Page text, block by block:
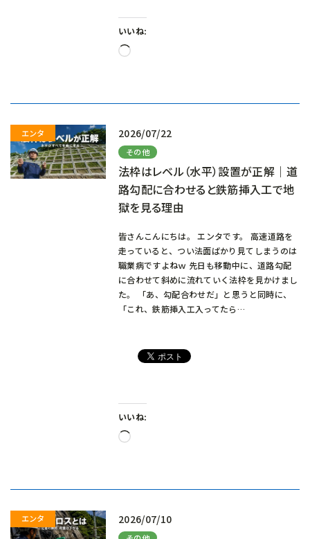
いいね:
読
2026/07/22
その他
法枠はレベル（水平）設置が正解｜道
路勾配に合わせると鉄筋挿入工で地
獄を見る理由
皆さんこんにちは。 エンタです。 高速道路を
走っていると、つい法面ばかり見てしまうのは
職業病ですよねｗ 先日も移動中に、道路勾配
に合わせて斜めに流れていく法枠を見かけまし
た。 「あ、勾配合わせだ」と思うと同時に、
「これ、鉄筋挿入工入ってたら…
いいね:
読
2026/07/10